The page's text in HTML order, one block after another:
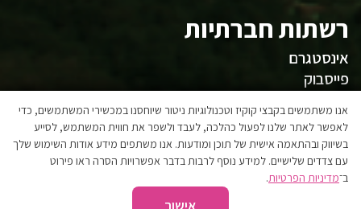
רשתות חברתיות
אינסטגרם
פייסבוק
המועצה
אגפי המועצה
הצהרת נגישות
אנו משתמשים בקבצי קוקיז וטכנולוגיות ניטור שיוחסנו במכשירי המשתמשים, כדי
לאפשר לאתר שלנו לפעול כהלכה, לעבד ולשפר את חווית המשתמש, לסייע
בשיווק ובהתאמה אישית של תוכן ומודעות. אנו משתפים מידע אודות השימוש שלך
עם צדדים שלישיים. למידע נוסף לרבות בדבר אפשרויות הסרה ראו פירוט
ב־מדיניות הפרטיות.